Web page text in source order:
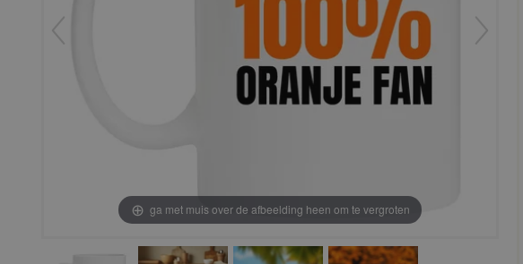
ga met muis over de afbeelding heen om te vergroten